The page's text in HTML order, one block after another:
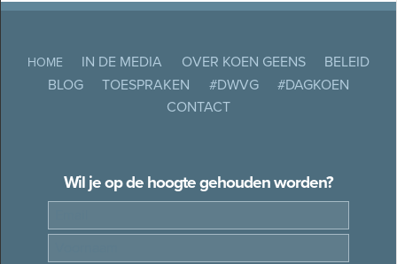
HOME IN DE MEDIA OVER KOEN GEENS
BELEID
BLOG
TOESPRAKEN #DWVG
#DAGKOEN
CONTACT
Wil je op de hoogte gehouden worden?